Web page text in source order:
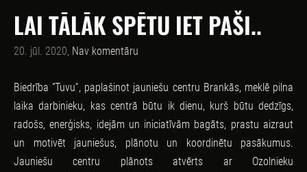
LAI TĀLĀK SPĒTU IET PAŠI..
20. jūl. 2020, Nav komentāru
Biedrība “Tuvu”, paplašinot jauniešu centru Brankās, meklē pilna
laika darbinieku, kas centrā būtu ik dienu, kurš būtu dedzīgs,
radošs, enerģisks, idejām un iniciatīvām bagāts, prastu aizraut
un motivēt jauniešus, plānotu un koordinētu pasākumus.
Jauniešu centru plānots atvērts ar Ozolnieku